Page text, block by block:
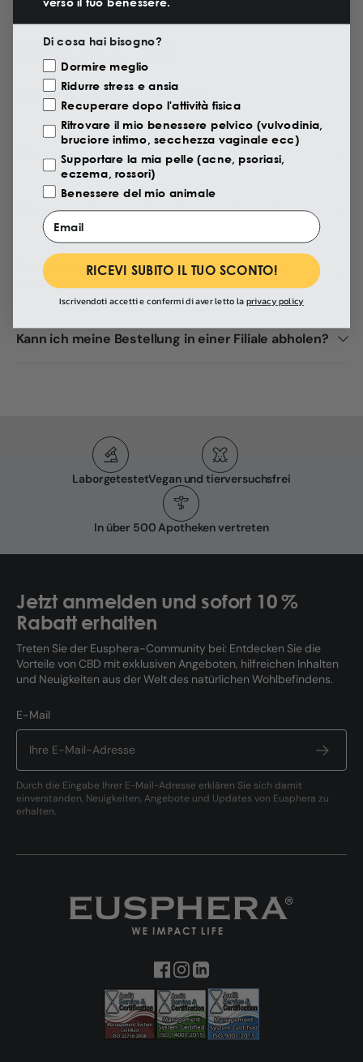
VERSAND UND LIEFERUNG
Wie lange dauert der Versand?
Wie viel kostet der Versand?
Wie kann ich meine Bestellung verfolgen?
Was soll ich tun, wenn das Paket beschädigt
ankommt?
Kann ich meine Bestellung in einer Filiale abholen?
LaborgetestetVegan und tierversuchsfrei
In über 500 Apotheken vertreten
Jetzt anmelden und sofort 10 %
Rabatt erhalten
Treten Sie der Eusphera-Community bei: Entdecken Sie die
Vorteile von CBD mit exklusiven Angeboten, hilfreichen Inhalten
und Neuigkeiten aus der Welt des natürlichen Wohlbefindens.
E-Mail
Durch die Eingabe Ihrer E-Mail-Adresse erklären Sie sich damit
einverstanden, Neuigkeiten, Angebote und Updates von Eusphera zu
erhalten.
Di cosa hai bisogno?
Motivazione Visita
Dormire meglio
Ridurre stress e ansia
Recuperare dopo l'attività fisica
Ritrovare il mio benessere pelvico (vulvodinia,
bruciore intimo, secchezza vaginale ecc)
Supportare la mia pelle (acne, psoriasi,
eczema, rossori)
Benessere del mio animale
Email
RICEVI SUBITO IL TUO SCONTO!
Iscrivendoti accetti e confermi di aver letto laprivacy policy